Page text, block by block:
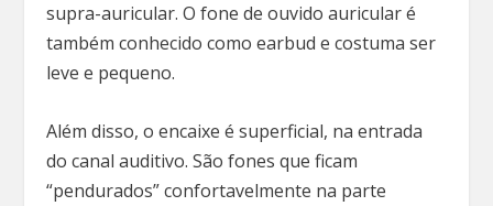
supra-auricular. O fone de ouvido auricular é
também conhecido como earbud e costuma ser
leve e pequeno.
Além disso, o encaixe é superficial, na entrada
do canal auditivo. São fones que ficam
“pendurados” confortavelmente na parte